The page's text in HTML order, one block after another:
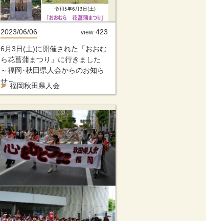
2023/06/06
福岡秋田県人会
6月3日(土)に開催された「おおむ
ら花菖蒲まつり」に行きました
～福岡･秋田県人会からのお知ら
せ～
view 423